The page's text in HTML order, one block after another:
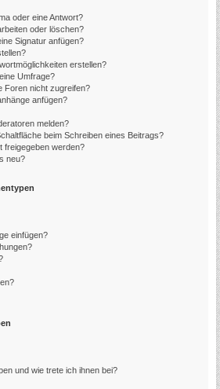
oder eine Antwort?
oder löschen?
Signatur anfügen?
erstellen?
Umfrage?
Foren nicht zugreifen?
anfügen?
melden?
beim Schreiben eines Beitrags?
freigegeben werden?
neu?
einfügen?
und wie trete ich ihnen bei?